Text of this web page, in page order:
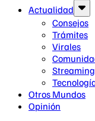
Actualidad
Consejos
Trámites
Virales
Streaming
Otros Mundos
Opinión